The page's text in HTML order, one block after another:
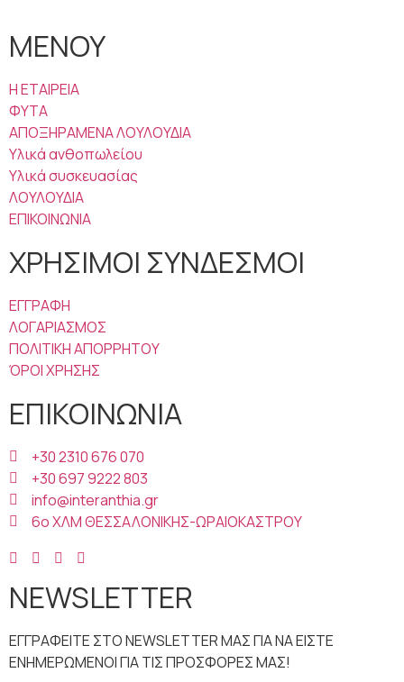
ΜΕΝΟΥ
Η ΕΤΑΙΡΕΙΑ
ΦΥΤΑ
ΑΠΟΞΗΡΑΜΕΝΑ ΛΟΥΛΟΥΔΙΑ
Υλικά ανθοπωλείου
Υλικά συσκευασίας
ΛΟΥΛΟΥΔΙΑ
ΕΠΙΚΟΙΝΩΝΙΑ
ΧΡΗΣΙΜΟΙ ΣΥΝΔΕΣΜΟΙ
ΕΓΓΡΑΦΗ
ΛΟΓΑΡΙΑΣΜΟΣ
ΠΟΛΙΤΙΚΗ ΑΠΟΡΡΗΤΟΥ
ΌΡΟΙ ΧΡΗΣΗΣ
ΕΠΙΚΟΙΝΩΝΙΑ
+30 2310 676 070
+30 697 9222 803
info@interanthia.gr
6ο ΧΛΜ ΘΕΣΣΑΛΟΝΙΚΗΣ-ΩΡΑΙΟΚΑΣΤΡΟΥ
NEWSLETTER
ΕΓΓΡΑΦΕΙΤΕ ΣΤΟ NEWSLETTER ΜΑΣ ΓΙΑ ΝΑ ΕΙΣΤΕ
ΕΝΗΜΕΡΩΜΕΝΟΙ ΓΙΑ ΤΙΣ ΠΡΟΣΦΟΡΕΣ ΜΑΣ!